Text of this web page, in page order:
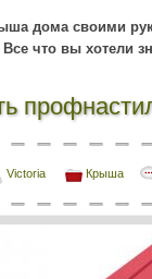
дома своими
что вы хотели
Victoria Крыша